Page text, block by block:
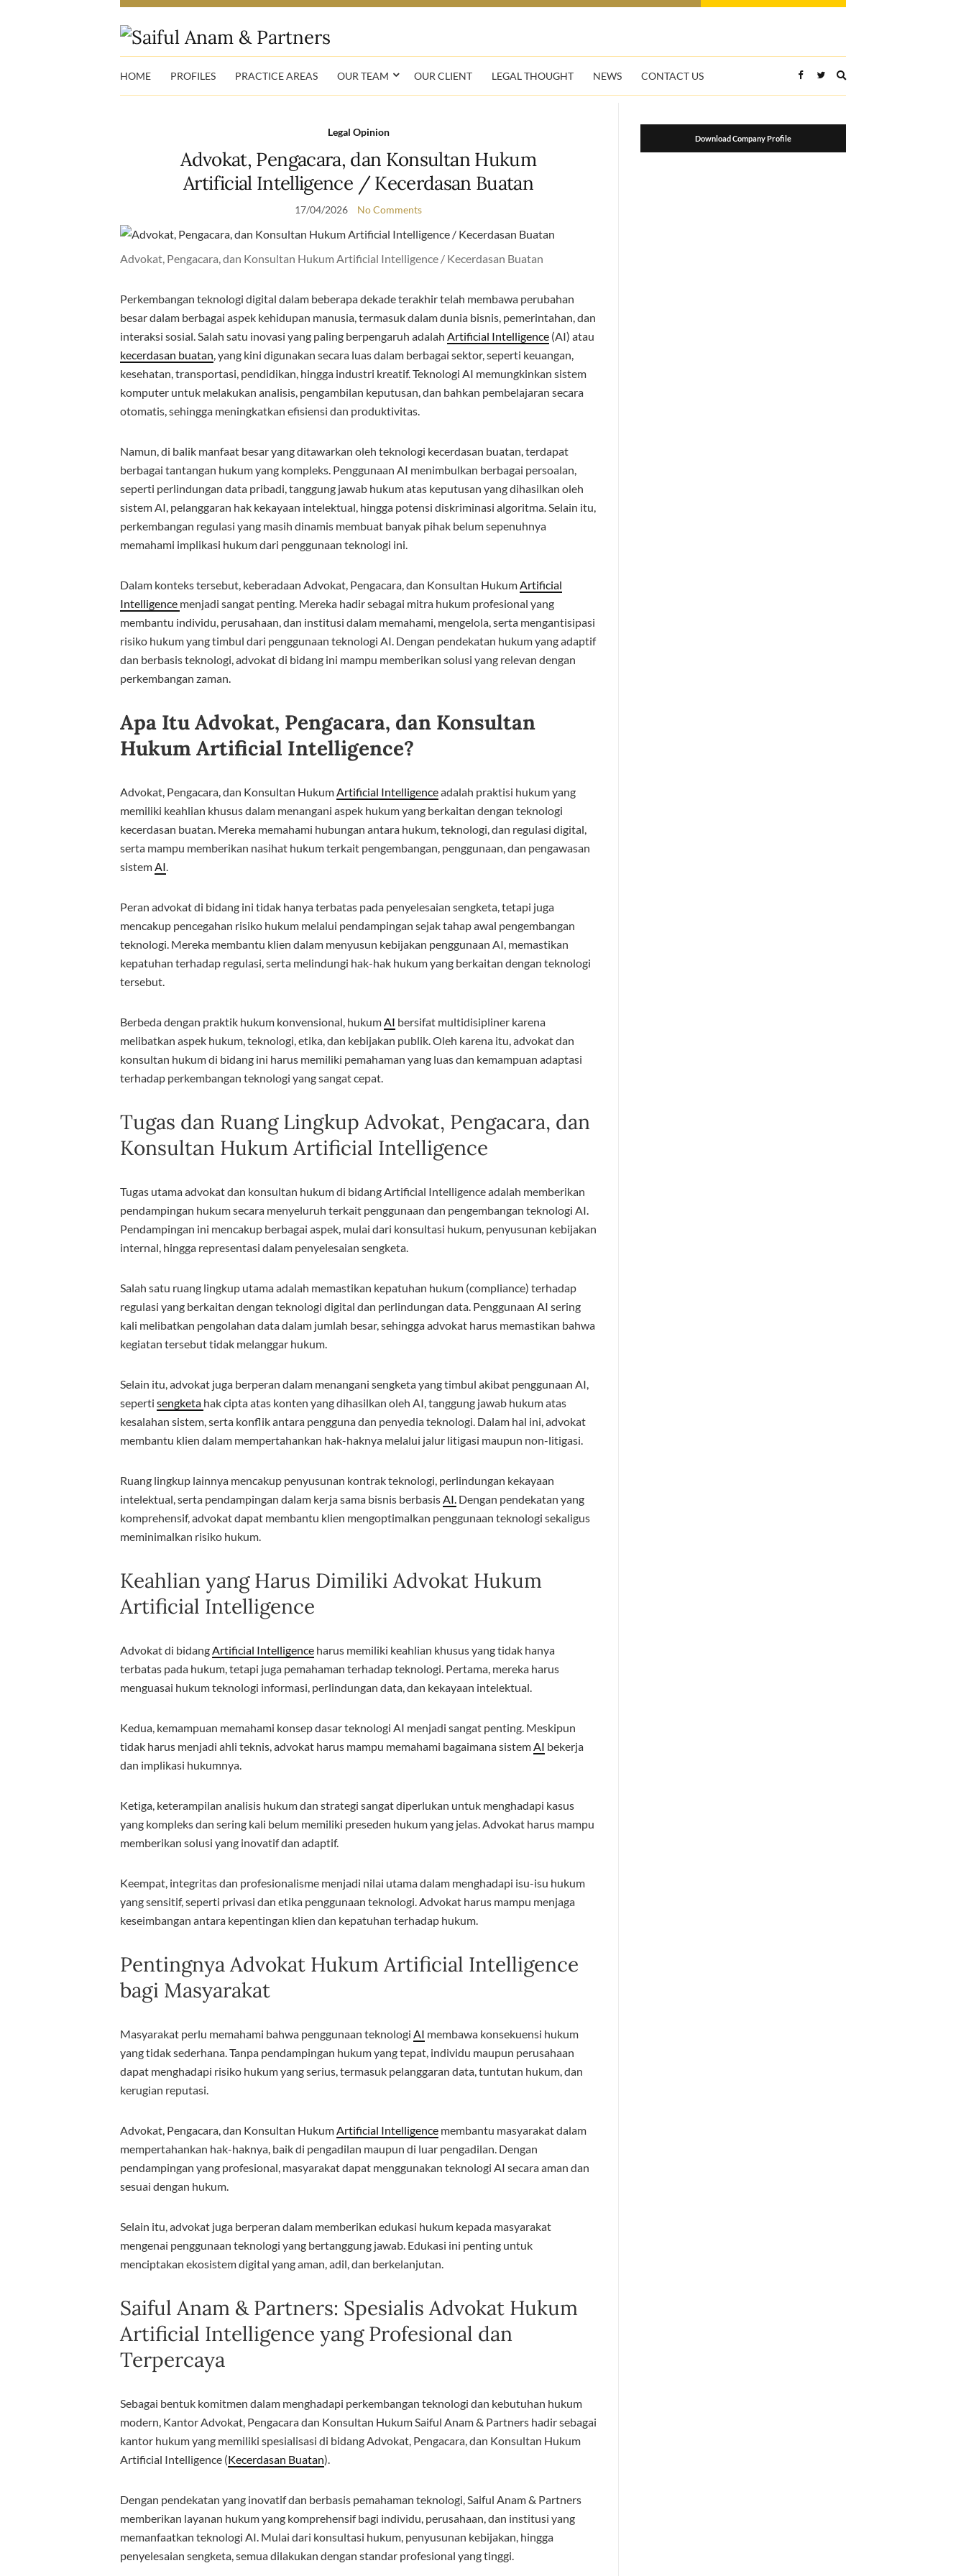
HOME PROFILES PRACTICE AREAS OUR TEAM OUR CLIENT LEGAL THOUGHT NEWS CONTACT US
Legal Opinion
Advokat, Pengacara, dan Konsultan Hukum
Artificial Intelligence / Kecerdasan Buatan
17/04/2026 No Comments
Advokat, Pengacara, dan Konsultan Hukum Artificial Intelligence / Kecerdasan Buatan
Perkembangan teknologi digital dalam beberapa dekade terakhir telah membawa perubahan
besar dalam berbagai aspek kehidupan manusia, termasuk dalam dunia bisnis, pemerintahan, dan
interaksi sosial. Salah satu inovasi yang paling berpengaruh adalah Artificial Intelligence (AI) atau
kecerdasan buatan, yang kini digunakan secara luas dalam berbagai sektor, seperti keuangan,
kesehatan, transportasi, pendidikan, hingga industri kreatif. Teknologi AI memungkinkan sistem
komputer untuk melakukan analisis, pengambilan keputusan, dan bahkan pembelajaran secara
otomatis, sehingga meningkatkan efisiensi dan produktivitas.
Namun, di balik manfaat besar yang ditawarkan oleh teknologi kecerdasan buatan, terdapat
berbagai tantangan hukum yang kompleks. Penggunaan AI menimbulkan berbagai persoalan,
seperti perlindungan data pribadi, tanggung jawab hukum atas keputusan yang dihasilkan oleh
sistem AI, pelanggaran hak kekayaan intelektual, hingga potensi diskriminasi algoritma. Selain itu,
perkembangan regulasi yang masih dinamis membuat banyak pihak belum sepenuhnya
memahami implikasi hukum dari penggunaan teknologi ini.
Dalam konteks tersebut, keberadaan Advokat, Pengacara, dan Konsultan HukumArtificial
Intelligence menjadi sangat penting. Mereka hadir sebagai mitra hukum profesional yang
membantu individu, perusahaan, dan institusi dalam memahami, mengelola, serta mengantisipasi
risiko hukum yang timbul dari penggunaan teknologi AI. Dengan pendekatan hukum yang adaptif
dan berbasis teknologi, advokat di bidang ini mampu memberikan solusi yang relevan dengan
perkembangan zaman.
Apa Itu Advokat, Pengacara, dan Konsultan
Hukum Artificial Intelligence?
Advokat, Pengacara, dan Konsultan HukumArtificial Intelligenceadalah praktisi hukum yang
memiliki keahlian khusus dalam menangani aspek hukum yang berkaitan dengan teknologi
kecerdasan buatan. Mereka memahami hubungan antara hukum, teknologi, dan regulasi digital,
serta mampu memberikan nasihat hukum terkait pengembangan, penggunaan, dan pengawasan
sistemAI.
Peran advokat di bidang ini tidak hanya terbatas pada penyelesaian sengketa, tetapi juga
mencakup pencegahan risiko hukum melalui pendampingan sejak tahap awal pengembangan
teknologi. Mereka membantu klien dalam menyusun kebijakan penggunaan AI, memastikan
kepatuhan terhadap regulasi, serta melindungi hak-hak hukum yang berkaitan dengan teknologi
tersebut.
Berbeda dengan praktik hukum konvensional, hukumAI bersifat multidisipliner karena
melibatkan aspek hukum, teknologi, etika, dan kebijakan publik. Oleh karena itu, advokat dan
konsultan hukum di bidang ini harus memiliki pemahaman yang luas dan kemampuan adaptasi
terhadap perkembangan teknologi yang sangat cepat.
Tugas dan Ruang Lingkup Advokat, Pengacara, dan
Konsultan Hukum Artificial Intelligence
Tugas utama advokat dan konsultan hukum di bidang Artificial Intelligence adalah memberikan
pendampingan hukum secara menyeluruh terkait penggunaan dan pengembangan teknologi AI.
Pendampingan ini mencakup berbagai aspek, mulai dari konsultasi hukum, penyusunan kebijakan
internal, hingga representasi dalam penyelesaian sengketa.
Salah satu ruang lingkup utama adalah memastikan kepatuhan hukum (compliance) terhadap
regulasi yang berkaitan dengan teknologi digital dan perlindungan data. Penggunaan AI sering
kali melibatkan pengolahan data dalam jumlah besar, sehingga advokat harus memastikan bahwa
kegiatan tersebut tidak melanggar hukum.
Selain itu, advokat juga berperan dalam menangani sengketa yang timbul akibat penggunaan AI,
seperti sengketa hak cipta atas konten yang dihasilkan oleh AI, tanggung jawab hukum atas
kesalahan sistem, serta konflik antara pengguna dan penyedia teknologi. Dalam hal ini, advokat
membantu klien dalam mempertahankan hak-haknya melalui jalur litigasi maupun non-litigasi.
Ruang lingkup lainnya mencakup penyusunan kontrak teknologi, perlindungan kekayaan
intelektual, serta pendampingan dalam kerja sama bisnis berbasisAI. Dengan pendekatan yang
komprehensif, advokat dapat membantu klien mengoptimalkan penggunaan teknologi sekaligus
meminimalkan risiko hukum.
Keahlian yang Harus Dimiliki Advokat Hukum
Artificial Intelligence
Advokat di bidangArtificial Intelligence harus memiliki keahlian khusus yang tidak hanya
terbatas pada hukum, tetapi juga pemahaman terhadap teknologi. Pertama, mereka harus
menguasai hukum teknologi informasi, perlindungan data, dan kekayaan intelektual.
Kedua, kemampuan memahami konsep dasar teknologi AI menjadi sangat penting. Meskipun
tidak harus menjadi ahli teknis, advokat harus mampu memahami bagaimana sistemAI bekerja
dan implikasi hukumnya.
Ketiga, keterampilan analisis hukum dan strategi sangat diperlukan untuk menghadapi kasus
yang kompleks dan sering kali belum memiliki preseden hukum yang jelas. Advokat harus mampu
memberikan solusi yang inovatif dan adaptif.
Keempat, integritas dan profesionalisme menjadi nilai utama dalam menghadapi isu-isu hukum
yang sensitif, seperti privasi dan etika penggunaan teknologi. Advokat harus mampu menjaga
keseimbangan antara kepentingan klien dan kepatuhan terhadap hukum.
Pentingnya Advokat Hukum Artificial Intelligence
bagi Masyarakat
Masyarakat perlu memahami bahwa penggunaan teknologi AI membawa konsekuensi hukum
yang tidak sederhana. Tanpa pendampingan hukum yang tepat, individu maupun perusahaan
dapat menghadapi risiko hukum yang serius, termasuk pelanggaran data, tuntutan hukum, dan
kerugian reputasi.
Advokat, Pengacara, dan Konsultan HukumArtificial Intelligence membantu masyarakat dalam
mempertahankan hak-haknya, baik di pengadilan maupun di luar pengadilan. Dengan
pendampingan yang profesional, masyarakat dapat menggunakan teknologi AI secara aman dan
sesuai dengan hukum.
Selain itu, advokat juga berperan dalam memberikan edukasi hukum kepada masyarakat
mengenai penggunaan teknologi yang bertanggung jawab. Edukasi ini penting untuk
menciptakan ekosistem digital yang aman, adil, dan berkelanjutan.
Saiful Anam & Partners: Spesialis Advokat Hukum
Artificial Intelligence yang Profesional dan
Terpercaya
Sebagai bentuk komitmen dalam menghadapi perkembangan teknologi dan kebutuhan hukum
modern, Kantor Advokat, Pengacara dan Konsultan Hukum Saiful Anam & Partners hadir sebagai
kantor hukum yang memiliki spesialisasi di bidang Advokat, Pengacara, dan Konsultan Hukum
Artificial Intelligence (Kecerdasan Buatan).
Dengan pendekatan yang inovatif dan berbasis pemahaman teknologi, Saiful Anam & Partners
memberikan layanan hukum yang komprehensif bagi individu, perusahaan, dan institusi yang
memanfaatkan teknologi AI. Mulai dari konsultasi hukum, penyusunan kebijakan, hingga
penyelesaian sengketa, semua dilakukan dengan standar profesional yang tinggi.
Download Company Profile